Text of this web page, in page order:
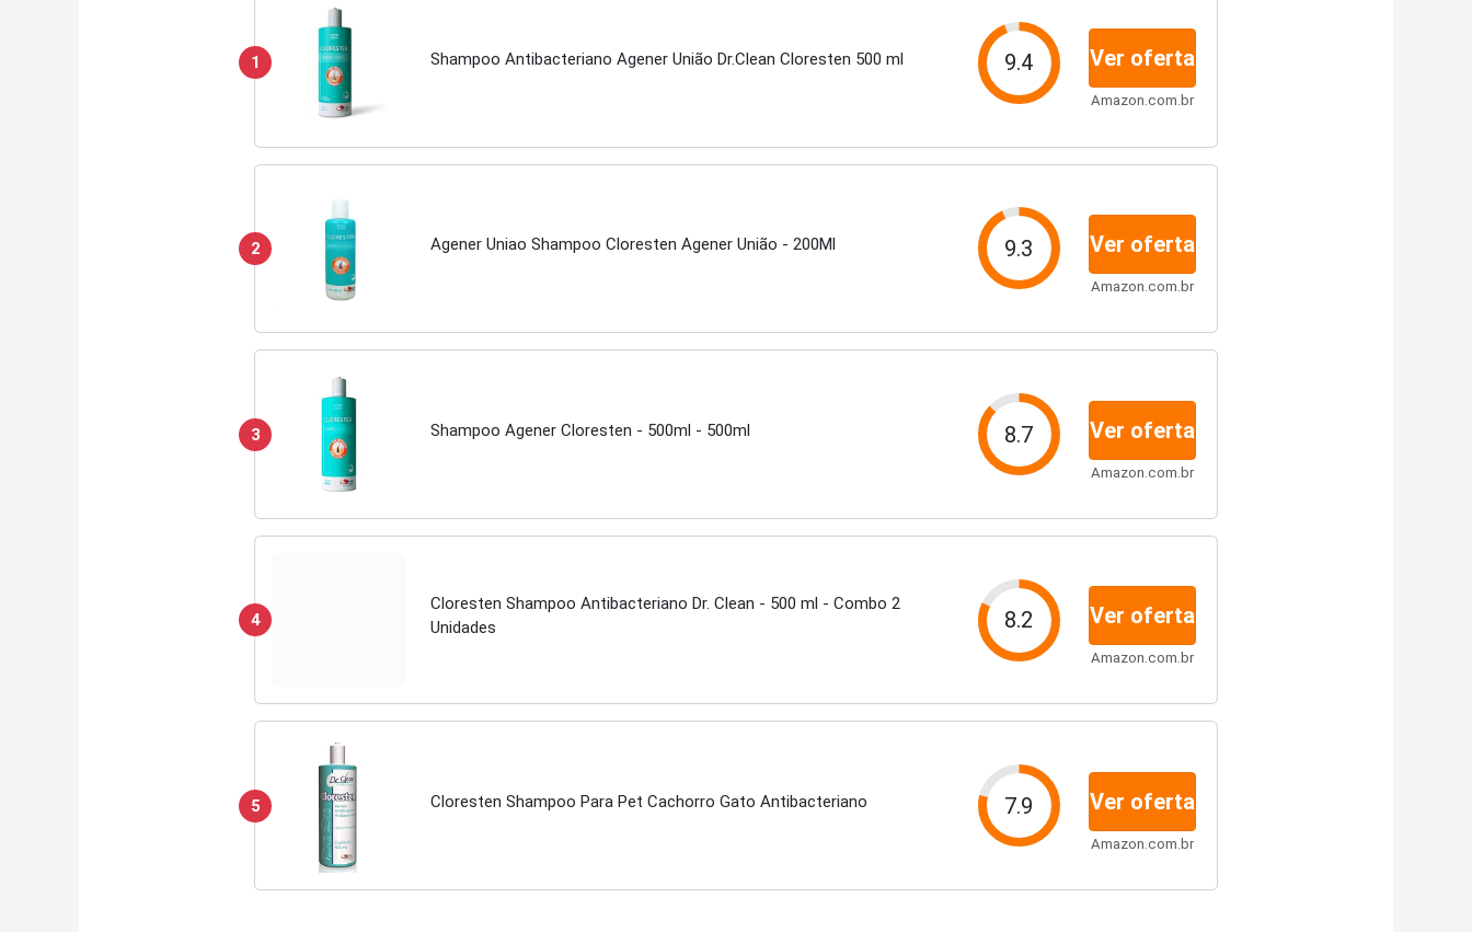
1 Shampoo Antibacteriano Agener União Dr.Clean Cloresten 500 ml 9.4 Ver oferta
Amazon.com.br
2 Agener Uniao Shampoo Cloresten Agener União - 200Ml 9.3 Ver oferta
Amazon.com.br
3 Shampoo Agener Cloresten - 500ml - 500ml 8.7 Ver oferta
Amazon.com.br
4
Cloresten Shampoo Antibacteriano Dr. Clean - 500 ml - Combo 2
Unidades
8.2 Ver oferta
Amazon.com.br
5 Cloresten Shampoo Para Pet Cachorro Gato Antibacteriano 7.9 Ver oferta
Amazon.com.br